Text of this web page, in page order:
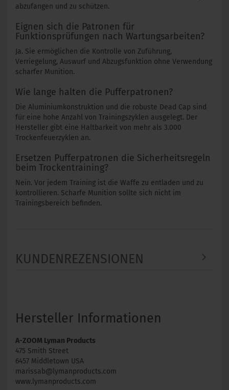
abzufangen und zu schützen.
Eignen sich die Patronen für
Funktionsprüfungen nach Wartungsarbeiten?
Ja. Sie ermöglichen die Kontrolle von Zuführung,
Verriegelung, Auswurf und Abzugsfunktion ohne Verwendung
scharfer Munition.
Wie lange halten die Pufferpatronen?
Die Aluminiumkonstruktion und die robuste Dead Cap sind
für eine hohe Anzahl von Trainingszyklen ausgelegt. Der
Hersteller gibt eine Haltbarkeit von mehr als 3.000
Trockenfeuerzyklen an.
Ersetzen Pufferpatronen die Sicherheitsregeln
beim Trockentraining?
Nein. Vor jedem Training ist die Waffe zu entladen und zu
kontrollieren. Scharfe Munition sollte sich nicht im
Trainingsbereich befinden.
KUNDENREZENSIONEN
Hersteller Informationen
A-ZOOM Lyman Products
475 Smith Street
6457 Middletown USA
marissab@lymanproducts.com
www.lymanproducts.com